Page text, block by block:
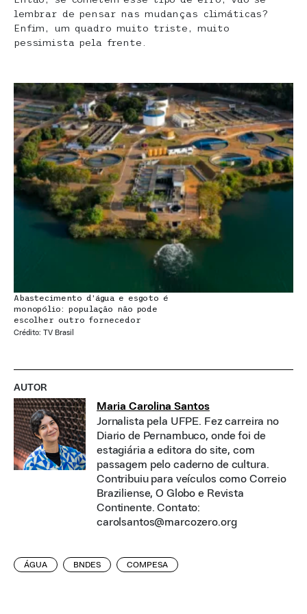
lembrar de pensar nas mudanças climáticas?
Enfim, um quadro muito triste, muito
pessimista pela frente.
Abastecimento d’água e esgoto é
monopólio: população não pode
escolher outro fornecedor
Crédito: TV Brasil
AUTOR
Maria Carolina Santos
Jornalista pela UFPE. Fez carreira no
Diario de Pernambuco, onde foi de
estagiária a editora do site, com
passagem pelo caderno de cultura.
Contribuiu para veículos como Correio
Braziliense, O Globo e Revista
Continente. Contato:
carolsantos@marcozero.org
ÁGUA BNDES COMPESA